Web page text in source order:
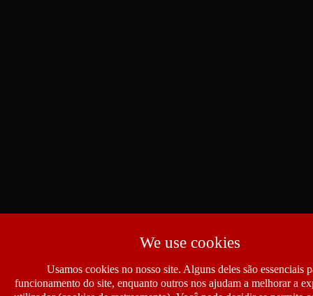
We use cookies
Usamos cookies no nosso site. Alguns deles são essenciais
funcionamento do site, enquanto outros nos ajudam a melhorar a